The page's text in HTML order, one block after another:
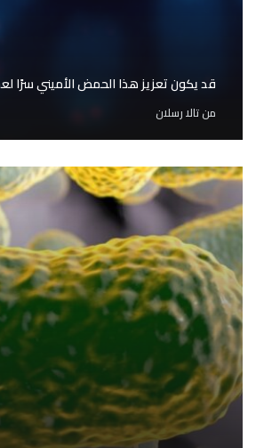
قد يكون تعزيز هذا الحمض الأميني سرًا
منتالا رسلان